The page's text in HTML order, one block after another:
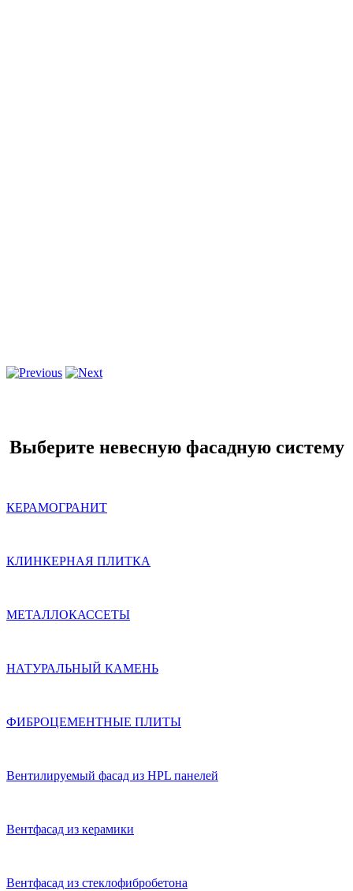
Выберите невесную фасадную систему
КЕРАМОГРАНИТ
КЛИНКЕРНАЯ ПЛИТКА
МЕТАЛЛОКАССЕТЫ
НАТУРАЛЬНЫЙ КАМЕНЬ
ФИБРОЦЕМЕНТНЫЕ ПЛИТЫ
Вентилируемый фасад из HPL панелей
Вентфасад из керамики
Вентфасад из стеклофибробетона